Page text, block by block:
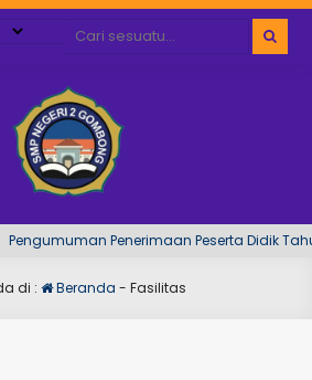
Penerimaan Peserta Didik Tahun
di : Beranda - Fasilitas